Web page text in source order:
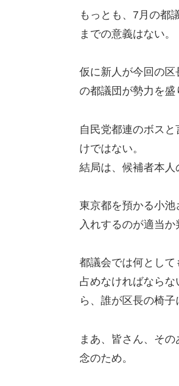
もっとも、7月の都
までの意義はない。
仮に新人が今回の
の都議団が勢力を盛
自民党都連のボス
けではない。
結局は、候補者本人
東京都を預かる小
入れするのが適当か
都議会では何とし
占めなければなら
ら、誰が区長の椅子
まあ、皆さん、その
念のため。